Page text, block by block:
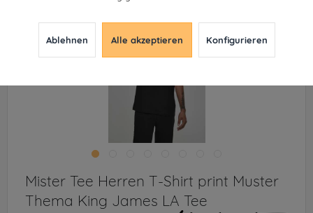
Mister Tee Herren T-Shirt print Muster
Thema King James LA Tee
Ablehnen Alle akzeptieren Konfigurieren